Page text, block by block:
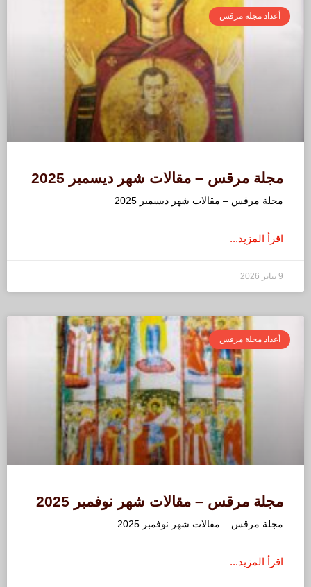
أعداد مجلة مرقس
مجلة مرقس – مقالات شهر ديسمبر 2025
مجلة مرقس – مقالات شهر ديسمبر 2025
اقرأ المزيد...
9 يناير 2026
أعداد مجلة مرقس
مجلة مرقس – مقالات شهر نوفمبر 2025
مجلة مرقس – مقالات شهر نوفمبر 2025
اقرأ المزيد...